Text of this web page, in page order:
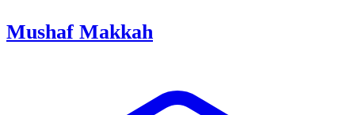
Mushaf Makkah